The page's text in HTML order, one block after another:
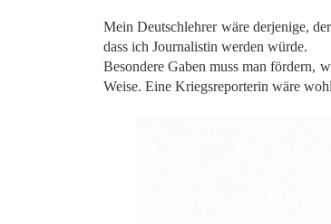
Mein Deutschlehrer wäre derjenige,
dass ich Journalistin werden würde.
Besondere Gaben muss man fördern,
Weise. Eine Kriegsreporterin wäre